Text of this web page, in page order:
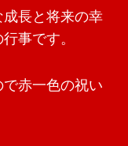
長と将来の幸
事です。
赤一色の祝い